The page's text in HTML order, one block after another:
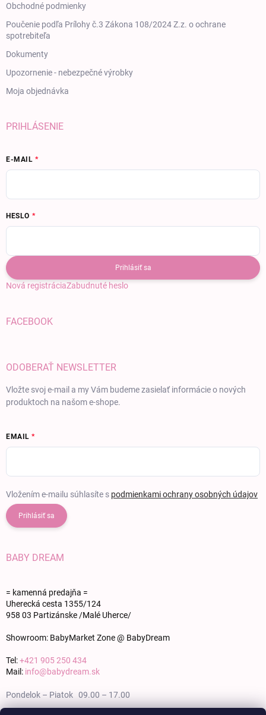
Obchodné podmienky
Poučenie podľa Prílohy č.3 Zákona 108/2024 Z.z. o ochrane
spotrebiteľa
Dokumenty
Upozornenie - nebezpečné výrobky
Moja objednávka
PRIHLÁSENIE
E-MAIL
HESLO
Prihlásiť sa
Nová registráciaZabudnuté heslo
FACEBOOK
ODOBERAŤ NEWSLETTER
Vložte svoj e-mail a my Vám budeme zasielať informácie o nových
produktoch na našom e-shope.
EMAIL
Vložením e-mailu súhlasíte s podmienkami ochrany osobných údajov
Prihlásiť sa
BABY DREAM
= kamenná predajňa =
Uherecká cesta 1355/124
958 03 Partizánske /Malé Uherce/
Showroom: BabyMarket Zone @ BabyDream
Tel:+421 905 250 434
Mail: info@babydream.sk
Pondelok – Piatok 09.00 – 17.00